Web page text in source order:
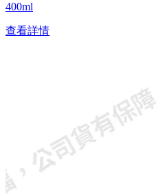
400ml
查看詳情